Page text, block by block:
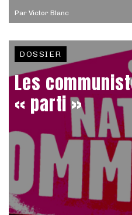
Par Victor Blanc
DOSSIER
Les
« parti »